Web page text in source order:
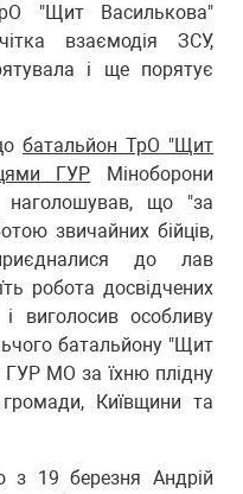
"Щит Василькова"
взаємодія ЗСУ,
і ще порятує
батальйон ТрО "Щит
ГУР Міноборони
наголошував, що "за
звичайних бійців,
до лав
робота досвідчених
і виголосив особливу
батальйону "Щит
ГУР МО за їхню плідну
Київщини та
з 19 березня Андрій